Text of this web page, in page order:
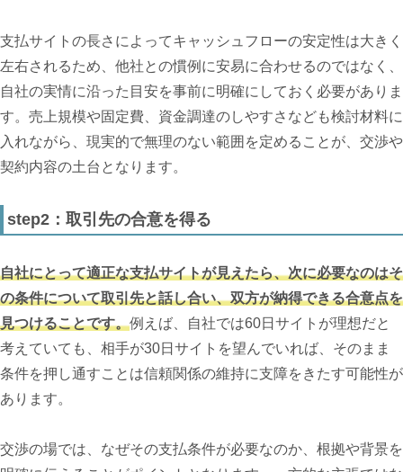
支払サイトの長さによってキャッシュフローの安定性は大きく
左右されるため、他社との慣例に安易に合わせるのではなく、
自社の実情に沿った目安を事前に明確にしておく必要がありま
す。売上規模や固定費、資金調達のしやすさなども検討材料に
入れながら、現実的で無理のない範囲を定めることが、交渉や
契約内容の土台となります。
step2：取引先の合意を得る
自社にとって適正な支払サイトが見えたら、次に必要なのはそ
の条件について取引先と話し合い、双方が納得できる合意点を
見つけることです。例えば、自社では60日サイトが理想だと
考えていても、相手が30日サイトを望んでいれば、そのまま
条件を押し通すことは信頼関係の維持に支障をきたす可能性が
あります。
交渉の場では、なぜその支払条件が必要なのか、根拠や背景を